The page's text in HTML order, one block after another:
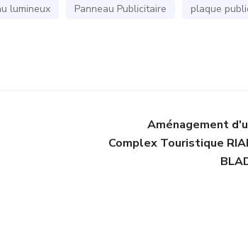
lumineux Panneau Publicitaire
plaque
Aménagement
Complex Touristique